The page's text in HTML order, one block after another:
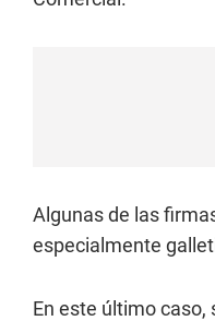
Algunas de las
especialmente
En este último